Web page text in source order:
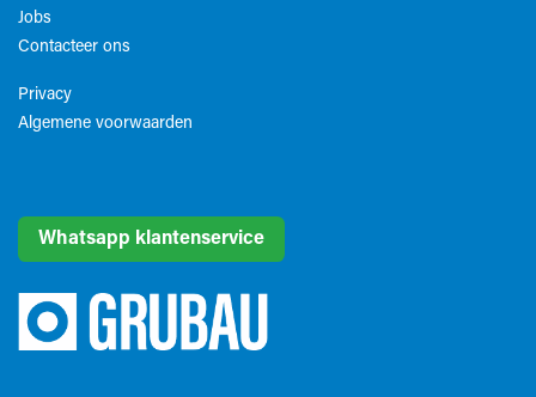
Jobs
Contacteer ons
Privacy
Algemene voorwaarden​
Whatsapp klantenservice